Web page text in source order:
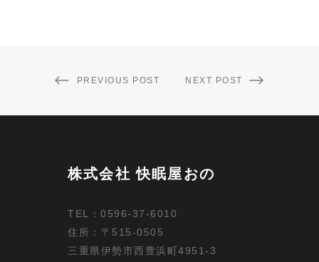
PREVIOUS POST NEXT POST
株式会社 快眠屋おの
TEL：0596-37-6010
住所：〒515-0505
三重県伊勢市西豊浜町4951-3